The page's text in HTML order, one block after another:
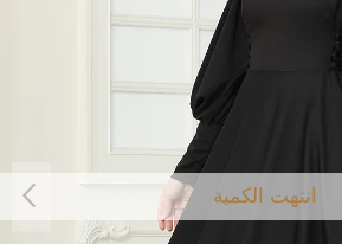
انتهت الكمية